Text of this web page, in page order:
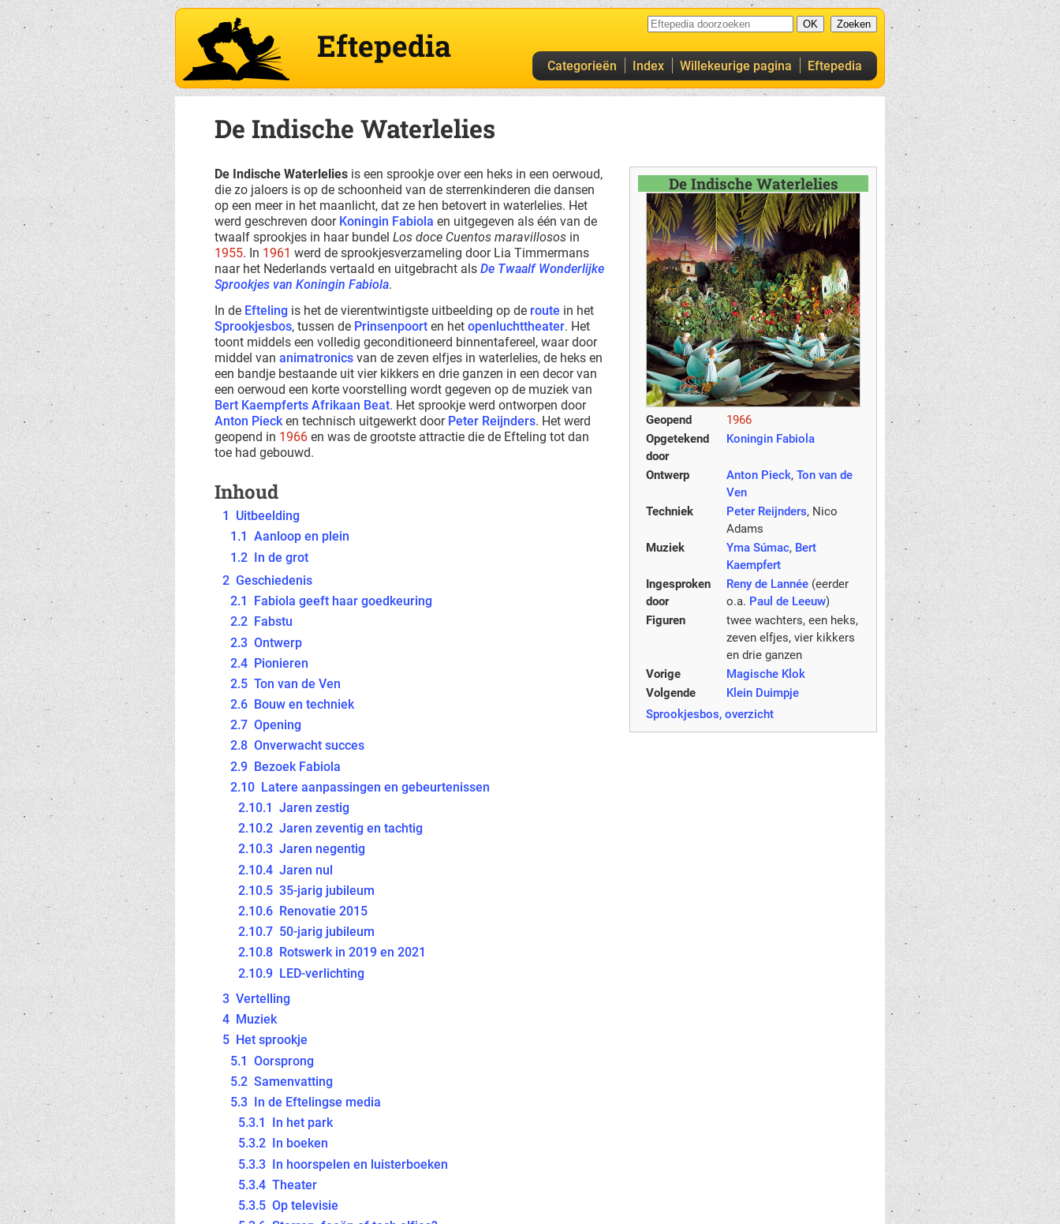
Eftepedia
Categorieën Index Willekeurige pagina Eftepedia
De Indische Waterlelies
De Indische Waterlelies
Geopend
1966
Opgetekend
door
Koningin Fabiola
Ontwerp Anton Pieck, Ton van de
Ven
Techniek
Peter Reijnders, Nico
Adams
Muziek
Yma Súmac, Bert
Kaempfert
Ingesproken
door
Reny de Lannée (eerder
o.a. Paul de Leeuw)
Figuren
twee wachters, een heks,
zeven elfjes, vier kikkers
en drie ganzen
Vorige
Magische Klok
Volgende
Klein Duimpje
Sprookjesbos, overzicht
De Indische Waterlelies is een sprookje over een heks in een oerwoud,
die zo jaloers is op de schoonheid van de sterrenkinderen die dansen
op een meer in het maanlicht, dat ze hen betovert in waterlelies. Het
werd geschreven door Koningin Fabiola en uitgegeven als één van de
twaalf sprookjes in haar bundel Los doce Cuentos maravillosos in
1955. In 1961 werd de sprookjesverzameling door Lia Timmermans
naar het Nederlands vertaald en uitgebracht als De Twaalf Wonderlijke
Sprookjes van Koningin Fabiola.
In de Efteling is het de vierentwintigste uitbeelding op de route in het
Sprookjesbos, tussen de Prinsenpoort en het openluchttheater. Het
toont middels een volledig geconditioneerd binnentafereel, waar door
middel van animatronics van de zeven elfjes in waterlelies, de heks en
een bandje bestaande uit vier kikkers en drie ganzen in een decor van
een oerwoud een korte voorstelling wordt gegeven op de muziek van
Bert Kaempferts Afrikaan Beat. Het sprookje werd ontworpen door
Anton Pieck en technisch uitgewerkt door Peter Reijnders. Het werd
geopend in 1966 en was de grootste attractie die de Efteling tot dan
toe had gebouwd.
Inhoud
1
Uitbeelding
1.1 Aanloop en plein
1.2 In de grot
2 Geschiedenis
2.1
Fabiola geeft haar goedkeuring
2.2 Fabstu
2.3 Ontwerp
2.4 Pionieren
2.5 Ton van de Ven
2.6 Bouw en techniek
2.7 Opening
2.8 Onverwacht succes
2.9 Bezoek Fabiola
2.10 Latere aanpassingen en gebeurtenissen
2.10.1 Jaren zestig
2.10.2 Jaren zeventig en tachtig
2.10.3 Jaren negentig
2.10.4 Jaren nul
2.10.5 35-jarig jubileum
2.10.6 Renovatie 2015
2.10.7 50-jarig jubileum
2.10.8 Rotswerk in 2019 en 2021
2.10.9 LED-verlichting
3 Vertelling
4 Muziek
5 Het sprookje
5.1 Oorsprong
5.2 Samenvatting
5.3 In de Eftelingse media
5.3.1
In het park
5.3.2
In boeken
5.3.3 In hoorspelen en luisterboeken
5.3.4 Theater
5.3.5 Op televisie